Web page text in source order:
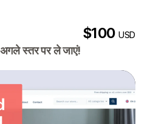
$100USD
स्तर पर ले जाएं!